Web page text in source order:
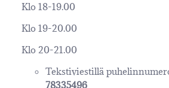
Klo 18-19.00
Klo 19-20.00
Klo 20-21.00
Tekstiviestillä
78335496